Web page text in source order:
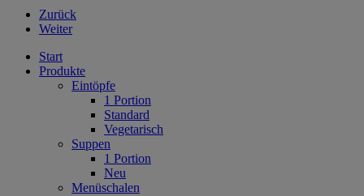
Zurück
Weiter
Start
Produkte
Eintöpfe
1 Portion
Standard
Vegetarisch
Suppen
1 Portion
Neu
Menüschalen